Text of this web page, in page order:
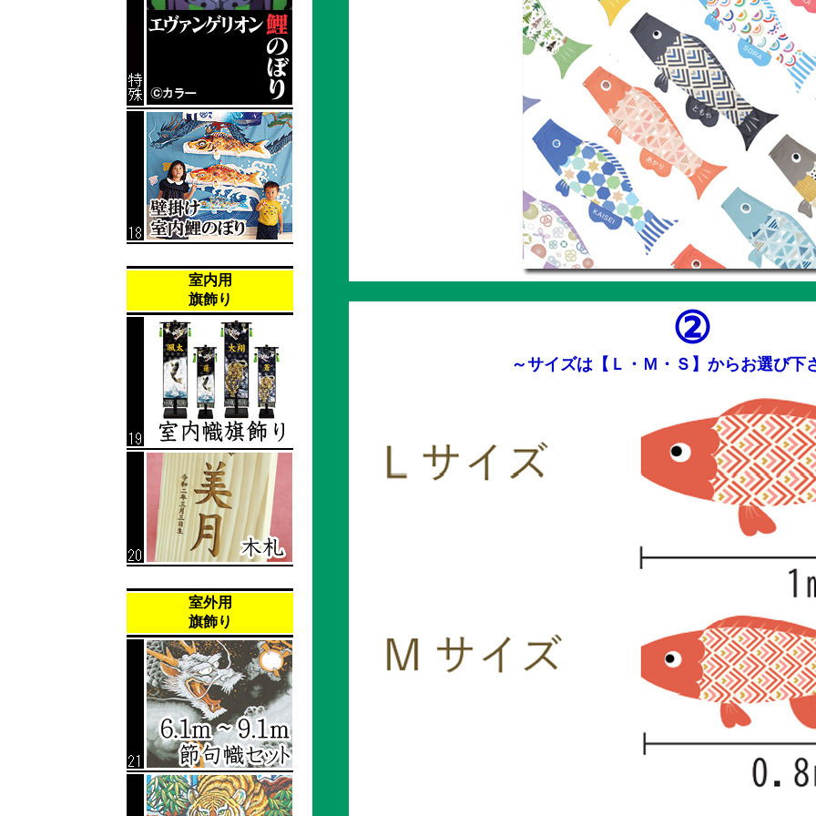
室内用
旗飾り
室外用
旗飾り
②
～サイズは【Ｌ・Ｍ・Ｓ】からお選び下